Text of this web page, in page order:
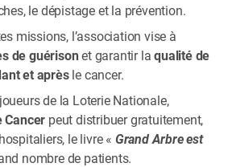
le dépistage et la prévention.
missions, l’association vise à
de guérisonet garantir laqualité de
et aprèsle cancer.
de la Loterie Nationale,
Cancer peut distribuer gratuitement,
le livre « Grand Arbre est
nombre de patients.